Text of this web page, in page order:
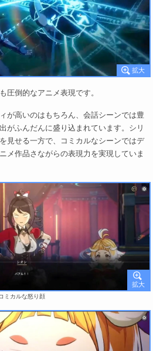
圧倒的なアニメ表現です。
が高いのはもちろん、会話シーンでは豊
がふんだんに盛り込まれています。シリ
見せる一方で、コミカルなシーンではデ
メ作品さながらの表現力を実現していま
ミカルな怒り顔